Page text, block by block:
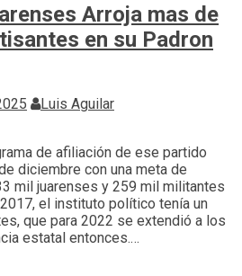
Arroja mas de
en su Padron
Luis Aguilar
de afiliación de ese partido
diciembre con una meta de
mil juarenses y 259 mil militantes
el instituto político tenía un
que para 2022 se extendió a los
estatal entonces.…